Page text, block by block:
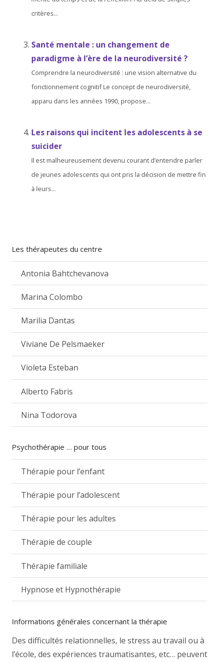
critères...
Santé mentale : un changement de
paradigme à l’ère de la neurodiversité ?
Comprendre la neurodiversité : une vision alternative du
fonctionnement cognitif Le concept de neurodiversité,
apparu dans les années 1990, propose...
Les raisons qui incitent les adolescents à se
suicider
Il est malheureusement devenu courant d’entendre parler
de jeunes adolescents qui ont pris la décision de mettre fin
à leurs...
Les thérapeutes du centre
Antonia Bahtchevanova
Marina Colombo
Marilia Dantas
Viviane De Pelsmaeker
Violeta Esteban
Alberto Fabris
Nina Todorova
Psychothérapie … pour tous
Thérapie pour l’enfant
Thérapie pour l’adolescent
Thérapie pour les adultes
Thérapie de couple
Thérapie familiale
Hypnose et Hypnothérapie
Informations générales concernant la thérapie
Des difficultés relationnelles, le stress au travail ou à
l’école, des expériences traumatisantes, etc… peuvent